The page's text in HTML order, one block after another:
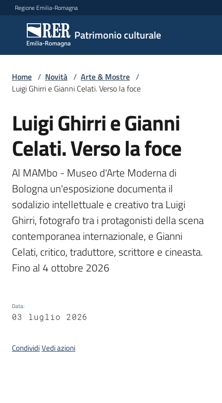
Vai al contenuto
Vai alla navigazione
Vai al footer
Regione Emilia-Romagna
Patrimonio culturale
Patrimonio
culturale
Argomenti
Novità
Servizi
Leggi
Atti
Bandi
Piani
Programmi
Progetti
Giuseppe
Guglielmi
Home / Novità / Arte & Mostre /
Luigi Ghirri e Gianni Celati. Verso la foce
Salta al contenuto
Luigi Ghirri e Gianni
Celati. Verso la foce
Al MAMbo - Museo d'Arte Moderna di
Bologna un'esposizione documenta il
sodalizio intellettuale e creativo tra Luigi
Ghirri, fotografo tra i protagonisti della scena
contemporanea internazionale, e Gianni
Celati, critico, traduttore, scrittore e cineasta.
Fino al 4 ottobre 2026
Data:
03 luglio 2026
CondividiVedi azioni